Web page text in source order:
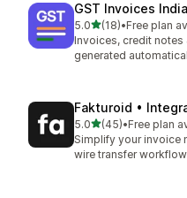
GST Invoices India
5.0เต็ม 5 ดาว
(18)
ทั้งหมด 18 รีวิว
•Free plan
Invoices, credit notes
generated
Fakturoid •
5.0เต็ม 5 ดาว
(45)
ทั้งหมด 45 รีวิว
•Free plan
Simplify your invoice
wire transfer workflow